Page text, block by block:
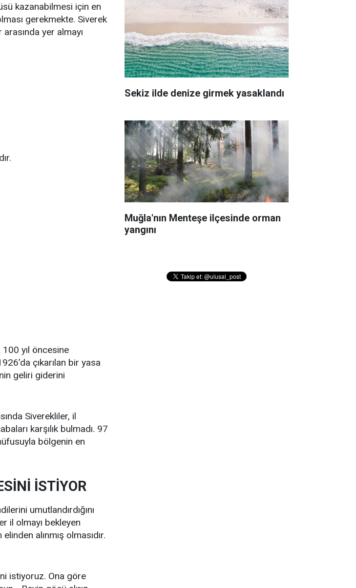
kazanabilmesi için en
gerekmekte. Siverek
yer almayı
100 yıl öncesine
çıkarılan bir yasa
geliri giderini
Siverekliler, il
karşılık bulmadı. 97
bölgenin en
İSTİYOR
umutlandırdığını
il olmayı bekleyen
alınmış olmasıdır.
istiyoruz. Ona göre
Sekiz ilde denize girmek yasaklandı
Muğla'nın Menteşe ilçesinde orman
yangını